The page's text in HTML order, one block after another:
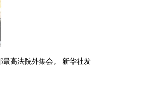
高法院外集会。 新华社发